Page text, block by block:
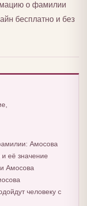
о фамилии
бесплатно и без
Амосова
её значение
Амосова
человеку с